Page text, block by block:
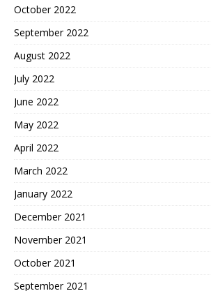
October 2022
September 2022
August 2022
July 2022
June 2022
May 2022
April 2022
March 2022
January 2022
December 2021
November 2021
October 2021
September 2021